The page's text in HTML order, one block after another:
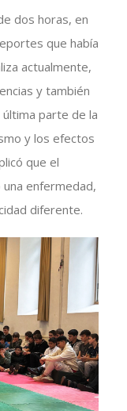
dos horas, en
que había
actualmente,
y también
última parte de la
y los efectos
que el
enfermedad,
diferente.